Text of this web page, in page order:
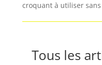
croquant à utiliser
Tous les